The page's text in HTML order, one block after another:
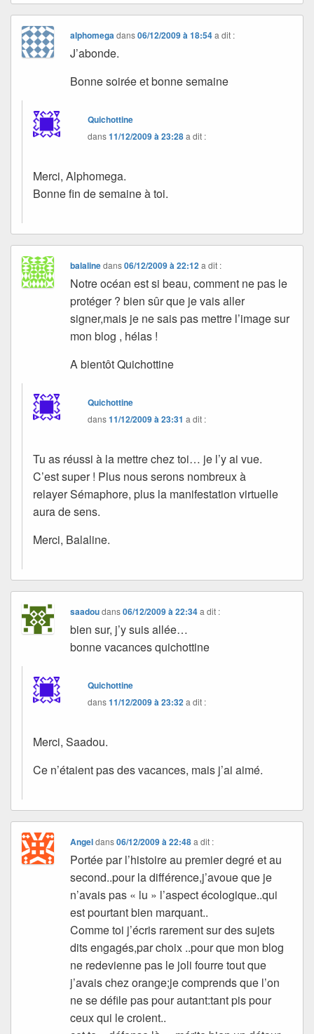
alphomega dans06/12/2009 à 18:54 a dit :
J’abonde.
Bonne soirée et bonne semaine
Quichottine
dans11/12/2009 à 23:28a dit :
Merci, Alphomega.
Bonne fin de semaine à toi.
balalinedans06/12/2009 à 22:12 a dit :
Notre océan est si beau, comment ne pas le
protéger ? bien sûr que je vais aller
signer,mais je ne sais pas mettre l’image sur
mon blog , hélas !
A bientôt Quichottine
Quichottine
dans11/12/2009 à 23:31 a dit :
Tu as réussi à la mettre chez toi… je l’y ai vue.
C’est super ! Plus nous serons nombreux à
relayer Sémaphore, plus la manifestation virtuelle
aura de sens.
Merci, Balaline.
saadoudans06/12/2009 à 22:34 a dit :
bien sur, j’y suis allée…
bonne vacances quichottine
Quichottine
dans11/12/2009 à 23:32 a dit :
Merci, Saadou.
Ce n’étaient pas des vacances, mais j’ai aimé.
Angeldans06/12/2009 à 22:48 a dit :
Portée par l’histoire au premier degré et au
second..pour la différence,j’avoue que je
n’avais pas « lu » l’aspect écologique..qui
est pourtant bien marquant..
Comme toi j’écris rarement sur des sujets
dits engagés,par choix ..pour que mon blog
ne redevienne pas le joli fourre tout que
j’avais chez orange;je comprends que l’on
ne se défile pas pour autant:tant pis pour
ceux qui le croient..